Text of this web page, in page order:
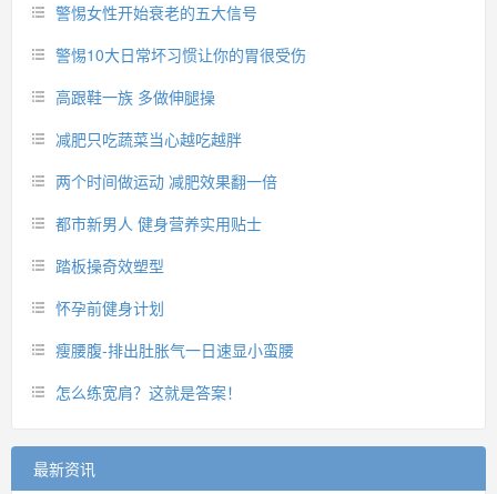
警惕女性开始衰老的五大信号
警惕10大日常坏习惯让你的胃很受伤
高跟鞋一族 多做伸腿操
减肥只吃蔬菜当心越吃越胖
两个时间做运动 减肥效果翻一倍
都市新男人 健身营养实用贴士
踏板操奇效塑型
怀孕前健身计划
瘦腰腹-排出肚胀气一日速显小蛮腰
怎么练宽肩？这就是答案！
最新资讯